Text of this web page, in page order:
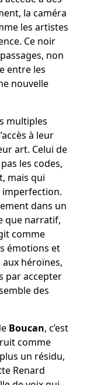
la caméra
les artistes
Ce noir
non
entre les
nouvelle
multiples
à leur
art. Celui de
les codes,
mais qui
imperfection.
dans un
que narratif,
comme
émotions et
héroïnes,
par accepter
des
Boucan, c’est
comme
un résidu,
Renard